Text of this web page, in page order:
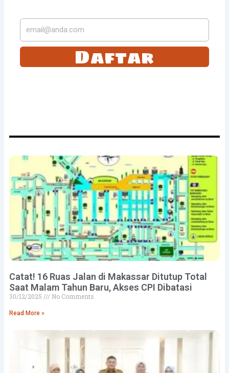
Daftar
Catat! 16 Ruas Jalan di Makassar Ditutup Total
Saat Malam Tahun Baru, Akses CPI Dibatasi
30/12/2025 No Comments
Read More »